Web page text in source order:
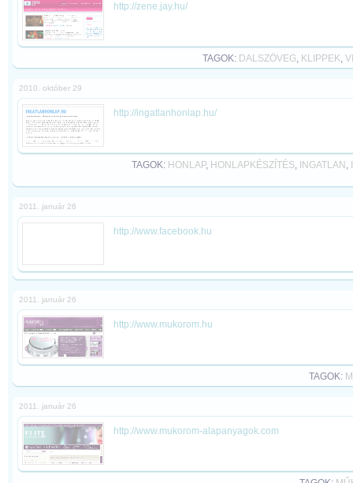
http://zene.jay.hu/
TAGOK: DALSZÖVEG, KLIPPEK,
2010. október 29
http://ingatlanhonlap.hu/
TAGOK: HONLAP, HONLAPKÉSZÍTÉS, INGATLAN ,
2011. január 26
http://www.facebook.hu
2011. január 26
http://www.mukorom.hu
TAGOK:
2011. január 26
http://www.mukorom-alapanyagok.com